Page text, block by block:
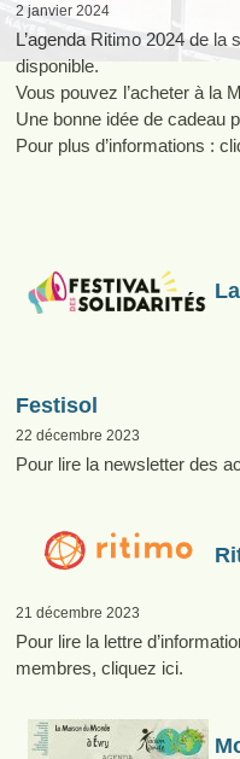
2 janvier 2024
L’agenda Ritimo 2024 de la
disponible.
Vous pouvez l’acheter à la
Une bonne idée de cadeau
Pour plus d’informations :
Festisol
22 décembre 2023
Pour lire la newsletter des
21 décembre 2023
Pour lire la lettre
membres, cliquez ici.